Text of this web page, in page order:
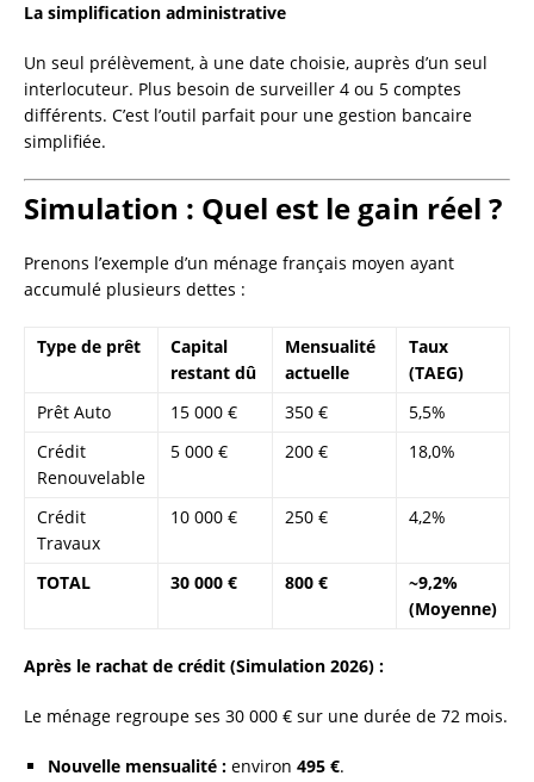
La simplification administrative
Un seul prélèvement, à une date choisie, auprès d’un seul
interlocuteur. Plus besoin de surveiller 4 ou 5 comptes
différents. C’est l’outil parfait pour une gestion bancaire
simplifiée.
Simulation : Quel est le gain réel ?
Prenons l’exemple d’un ménage français moyen ayant
accumulé plusieurs dettes :
Type de prêt
Capital
restant dû
Mensualité
actuelle
Taux
(TAEG)
Prêt Auto
15 000 € 350 €
5,5%
Crédit
Renouvelable
5 000 € 200 € 18,0%
Crédit
Travaux
10 000 € 250 € 4,2%
TOTAL 30 000 € 800 €
~9,2%
(Moyenne)
Après le rachat de crédit (Simulation 2026) :
Le ménage regroupe ses 30 000 € sur une durée de 72 mois.
Nouvelle mensualité : environ 495 €.